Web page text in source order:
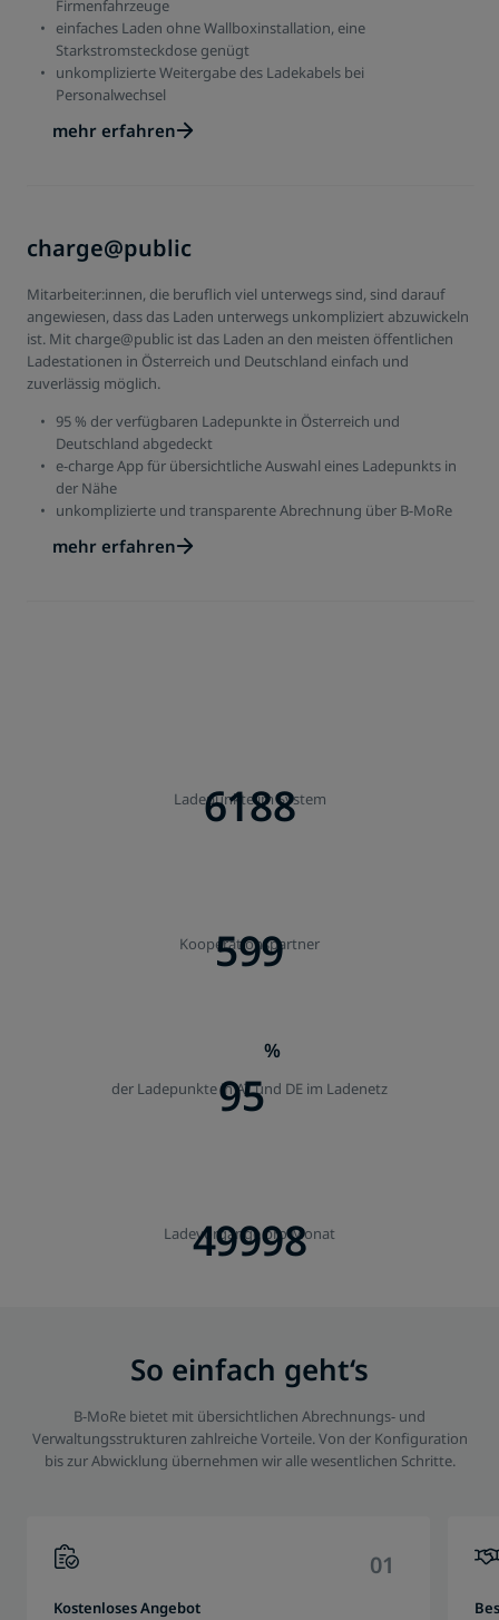
Firmenfahrzeuge
einfaches Laden ohne Wallboxinstallation, eine
Starkstromsteckdose genügt
unkomplizierte Weitergabe des Ladekabels bei
Personalwechsel
mehr erfahren
charge@public
Mitarbeiter:innen, die beruflich viel unterwegs sind, sind darauf
angewiesen, dass das Laden unterwegs unkompliziert abzuwickeln
ist. Mit charge@public ist das Laden an den meisten öffentlichen
Ladestationen in Österreich und Deutschland einfach und
zuverlässig möglich.
95 % der verfügbaren Ladepunkte in Österreich und
Deutschland abgedeckt
e-charge App für übersichtliche Auswahl eines Ladepunkts in
der Nähe
unkomplizierte und transparente Abrechnung über B-MoRe
mehr erfahren
6189
Ladepunkte im System
600
Kooperationspartner
95
%
der Ladepunkte in AT und DE im Ladenetz
50000
Ladevorgänge pro Monat
So einfach geht‘s
B-MoRe bietet mit übersichtlichen Abrechnungs- und
Verwaltungsstrukturen zahlreiche Vorteile. Von der Konfiguration
bis zur Abwicklung übernehmen wir alle wesentlichen Schritte.
01
Kostenloses Angebot